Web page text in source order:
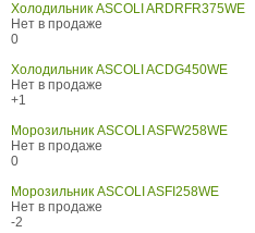
Холодильник ASCOLI ARDRFR375WE
Нет в продаже
0
Холодильник ASCOLI ACDG450WE
Нет в продаже
+1
Морозильник ASCOLI ASFW258WE
Нет в продаже
0
Морозильник ASCOLI ASFI258WE
Нет в продаже
-2